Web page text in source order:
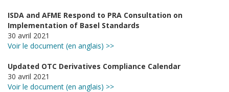
ISDA and AFME Respond to PRA Consultation on
Implementation of Basel Standards
30 avril 2021
Voir le document (en anglais) >>
Updated OTC Derivatives Compliance Calendar
30 avril 2021
Voir le document (en anglais) >>